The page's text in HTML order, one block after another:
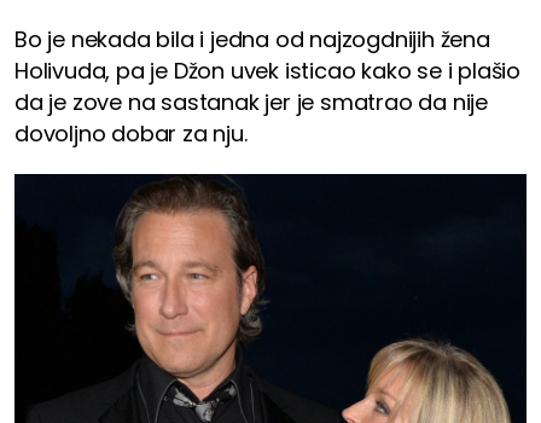
Bo je nekada bila i jedna od najzogdnijih žena
Holivuda, pa je Džon uvek isticao kako se i plašio
da je zove na sastanak jer je smatrao da nije
dovoljno dobar za nju.